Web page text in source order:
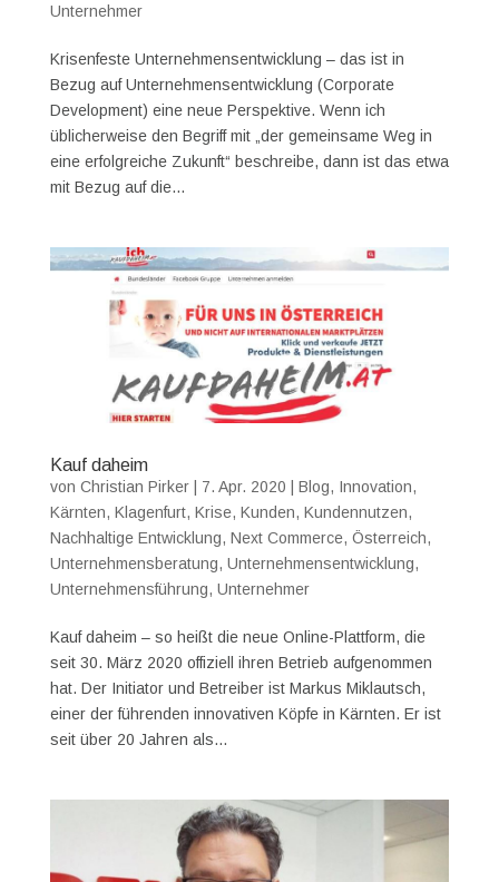
Unternehmer
Krisenfeste Unternehmensentwicklung – das ist in
Bezug auf Unternehmensentwicklung (Corporate
Development) eine neue Perspektive. Wenn ich
üblicherweise den Begriff mit „der gemeinsame Weg in
eine erfolgreiche Zukunft“ beschreibe, dann ist das etwa
mit Bezug auf die...
Kauf daheim
von Christian Pirker| 7. Apr. 2020 | Blog, Innovation,
Kärnten, Klagenfurt, Krise, Kunden, Kundennutzen,
Nachhaltige Entwicklung, Next Commerce, Österreich,
Unternehmensberatung, Unternehmensentwicklung,
Unternehmensführung, Unternehmer
Kauf daheim – so heißt die neue Online-Plattform, die
seit 30. März 2020 offiziell ihren Betrieb aufgenommen
hat. Der Initiator und Betreiber ist Markus Miklautsch,
einer der führenden innovativen Köpfe in Kärnten. Er ist
seit über 20 Jahren als...